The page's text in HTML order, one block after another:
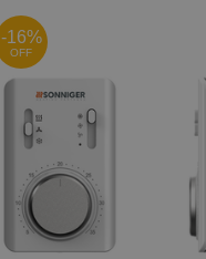
-16%
OFF